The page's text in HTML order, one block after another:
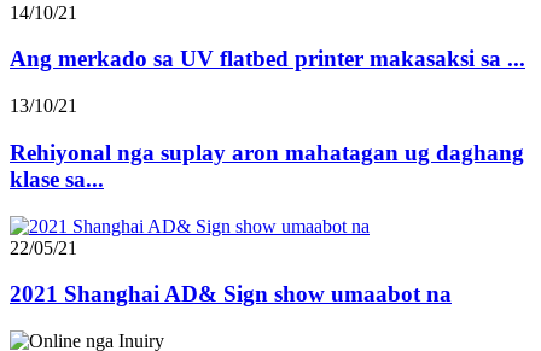
14/10/21
Ang merkado sa UV flatbed printer makasaksi sa ...
13/10/21
Rehiyonal nga suplay aron mahatagan ug daghang
klase sa...
22/05/21
2021 Shanghai AD& Sign show umaabot na